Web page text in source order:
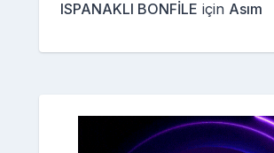
ISPANAKLI BONFİLE için Asım